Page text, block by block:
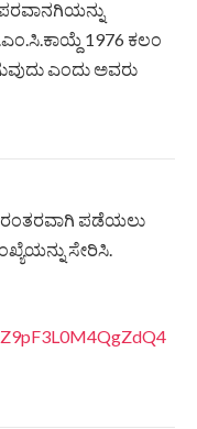
ಪರವಾನಗಿಯನ್ನು
1976 ಕಲಂ
ಎಂದು ಅವರು
ನಿರಂತರವಾಗಿ ಪಡೆಯಲು
ಸೇರಿಸಿ.